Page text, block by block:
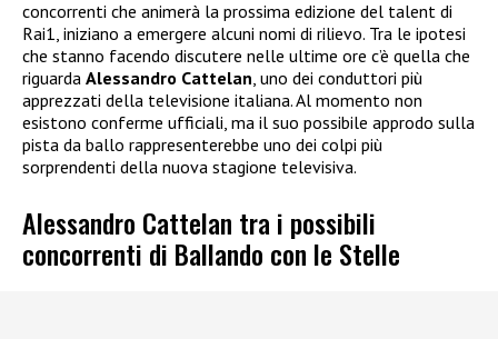
concorrenti che animerà la prossima edizione del talent di
Rai1, iniziano a emergere alcuni nomi di rilievo. Tra le ipotesi
che stanno facendo discutere nelle ultime ore c’è quella che
riguarda Alessandro Cattelan , uno dei conduttori più
apprezzati della televisione italiana. Al momento non
esistono conferme ufficiali, ma il suo possibile approdo sulla
pista da ballo rappresenterebbe uno dei colpi più
sorprendenti della nuova stagione televisiva.
Alessandro Cattelan tra i possibili
concorrenti di Ballando con le Stelle